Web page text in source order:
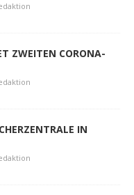
ZWEITEN CORONA-
IN